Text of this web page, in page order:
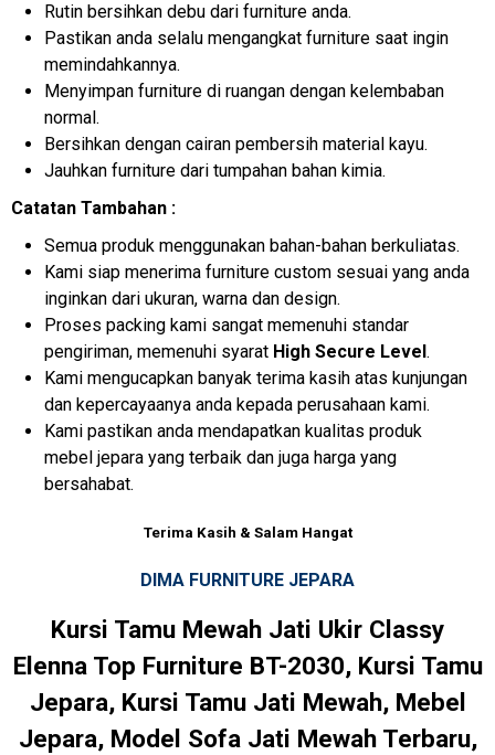
Rutin bersihkan debu dari furniture anda.
Pastikan anda selalu mengangkat furniture saat ingin
memindahkannya.
Menyimpan furniture di ruangan dengan kelembaban
normal.
Bersihkan dengan cairan pembersih material kayu.
Jauhkan furniture dari tumpahan bahan kimia.
Catatan Tambahan :
Semua produk menggunakan bahan-bahan berkuliatas.
Kami siap menerima furniture custom sesuai yang anda
inginkan dari ukuran, warna dan design.
Proses packing kami sangat memenuhi standar
pengiriman, memenuhi syarat High Secure Level.
Kami mengucapkan banyak terima kasih atas kunjungan
dan kepercayaanya anda kepada perusahaan kami.
Kami pastikan anda mendapatkan kualitas produk
mebel jepara yang terbaik dan juga harga yang
bersahabat.
Terima Kasih & Salam Hangat
DIMA FURNITURE JEPARA
Kursi Tamu Mewah Jati Ukir Classy
Elenna Top Furniture BT-2030, Kursi Tamu
Jepara, Kursi Tamu Jati Mewah, Mebel
Jepara, Model Sofa Jati Mewah Terbaru,